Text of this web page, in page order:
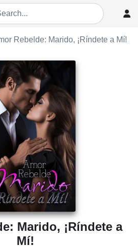
Rebelde: Marido, ¡Ríndete a Mí!
Marido, ¡Ríndete a
Mí!